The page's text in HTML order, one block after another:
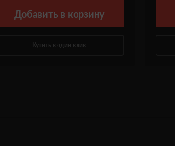
Добавить в корзину
Купить в один клик